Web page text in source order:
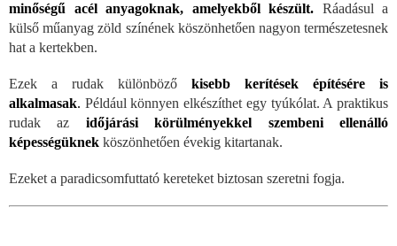
minőségű acél anyagoknak, amelyekből készült. Ráadásul a
külső műanyag zöld színének köszönhetően nagyon természetesnek
hat a kertekben.
Ezek a rudak különböző kisebb kerítések építésére is
alkalmasak. Például könnyen elkészíthet egy tyúkólat. A praktikus
rudak az időjárási körülményekkel szembeni ellenálló
képességüknek köszönhetően évekig kitartanak.
Ezeket a paradicsomfuttató kereteket biztosan szeretni fogja.